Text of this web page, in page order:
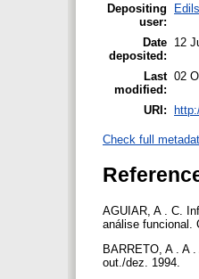
Depositing
user:
Date
deposited:
12
Last
modified:
02
URI:
Check full
AGUIAR, A . C.
análise funcional.
BARRETO, A . A
out./dez. 1994.